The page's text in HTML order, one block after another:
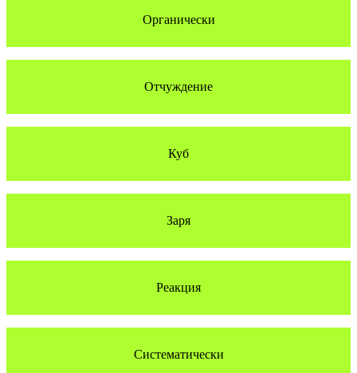
Органически
Отчуждение
Куб
Заря
Реакция
Систематически